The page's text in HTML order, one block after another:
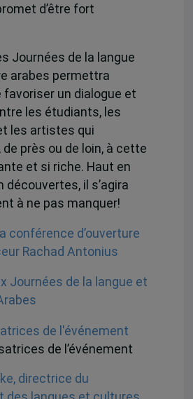
d’être fort
Journées de la langue
arabes permettra
un dialogue et
les étudiants, les
les artistes qui
de près ou de loin, à cette
et si riche. Haut en
découvertes, il s’agira
à ne pas manquer!
conférence d’ouverture
Rachad Antonius
Journées de la langue et
de l’événement